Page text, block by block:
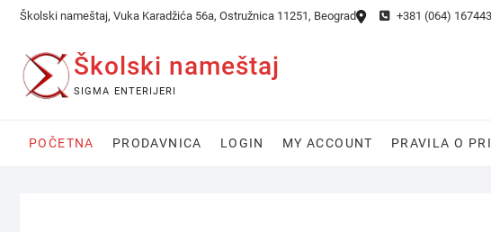
Skip
content
Školski nameštaj, Vuka Karadžića 56a, Ostružnica 11251, Beograd +381 (064)
Školski nameštaj
SIGMA ENTERIJERI
POČETNA PRODAVNICA LOGIN MY ACCOUNT PRAVILA O